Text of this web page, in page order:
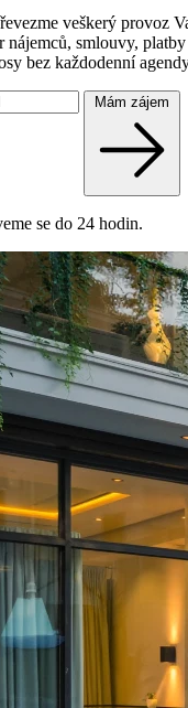
veškerý provoz
nájemců, smlouvy,
bez každodenní
Mám zájem
se do 24 hodin.